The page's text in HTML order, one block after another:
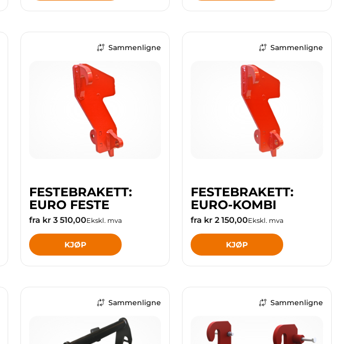
Sammenligne
FESTEBRAKETT:
EURO FESTE
fra kr 3 510,00Ekskl. mva
KJØP
Sammenligne
FESTEBRAKETT:
EURO-KOMBI
fra kr 2 150,00Ekskl. mva
KJØP
Sammenligne Sammenligne